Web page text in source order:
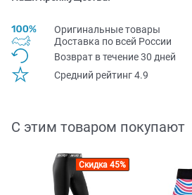
Оригинальные товары
Доставка по всей Pоссии
Возврат в течение 30 дней
Средний рейтинг 4.9
С этим товаром покупают
Скидка 45%